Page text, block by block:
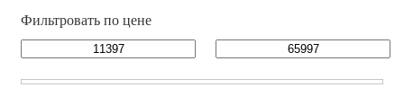
Фильтровать по цене